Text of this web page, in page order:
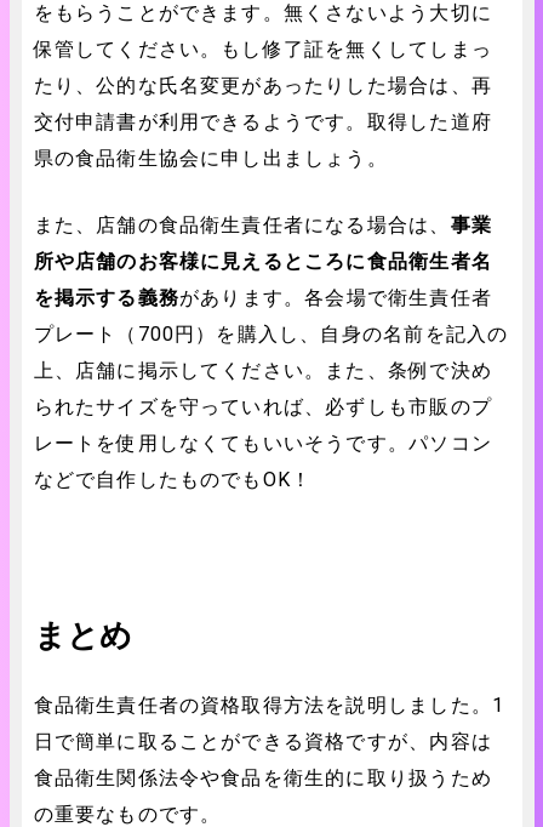
をもらうことができます。無くさないよう大切に
保管してください。もし修了証を無くしてしまっ
たり、公的な氏名変更があったりした場合は、再
交付申請書が利用できるようです。取得した道府
県の食品衛生協会に申し出ましょう。
また、店舗の食品衛生責任者になる場合は、 事業
所や店舗のお客様に見えるところに食品衛生者名
を掲示する義務があります。各会場で衛生責任者
プレート（700円）を購入し、自身の名前を記入の
上、店舗に掲示してください。また、条例で決め
られたサイズを守っていれば、必ずしも市販のプ
レートを使用しなくてもいいそうです。パソコン
などで自作したものでもOK！
まとめ
食品衛生責任者の資格取得方法を説明しました。1
日で簡単に取ることができる資格ですが、内容は
食品衛生関係法令や食品を衛生的に取り扱うため
の重要なものです。